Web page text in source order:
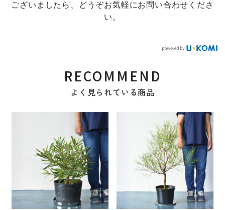
ございましたら、どうぞお気軽にお問い合わせくださ
い。
RECOMMEND
よく見られている商品